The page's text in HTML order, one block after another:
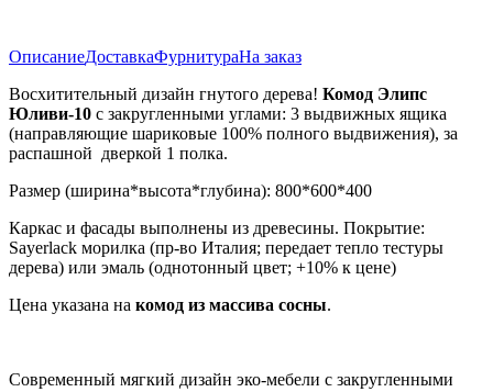
ОписаниеДоставкаФурнитураНа заказ
Восхитительный дизайн гнутого дерева! Комод Элипс
Юливи-10 с закругленными углами: 3 выдвижных ящика
(направляющие шариковые 100% полного выдвижения), за
распашной дверкой 1 полка.
Размер (ширина*высота*глубина): 800*600*400
Каркас и фасады выполнены из древесины. Покрытие:
Sayerlack морилка (пр-во Италия; передает тепло тестуры
дерева) или эмаль (однотонный цвет; +10% к цене)
Цена указана на комод из массива сосны.
Современный мягкий дизайн эко-мебели с закругленными